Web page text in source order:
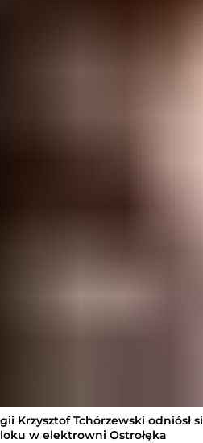
Krzysztof Tchórzewski odniósł
w elektrowni Ostrołęka